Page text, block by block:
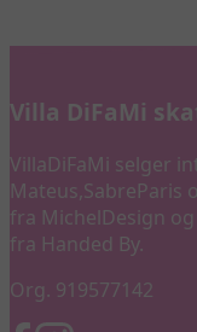
Villa DiFaMi
VillaDiFaMi selger
Mateus,SabreParis
fra MichelDesign
fra Handed By.
Org. 919577142